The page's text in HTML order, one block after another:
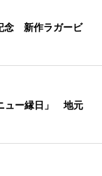
念 新作ラガービ
ュー縁日」 地元